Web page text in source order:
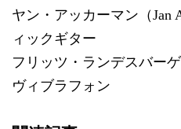
ヤン・アッカーマン（Jan
ィックギター
フリッツ・ランデスバー
ヴィブラフォン